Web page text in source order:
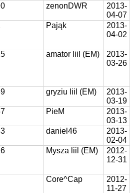
zenonDWR
2013-
04-07
Pająk
2013-
04-02
amator liil (EM)
2013-
03-26
gryziu liil (EM)
2013-
03-19
PieM
2013-
03-13
daniel46
2013-
02-04
Mysza liil (EM)
2012-
12-31
Core^Cap
2012-
11-27